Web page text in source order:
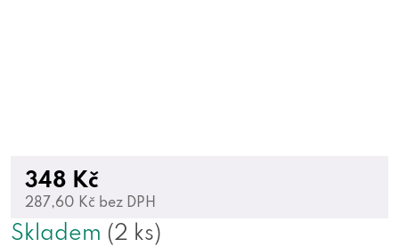
348 Kč
287,60 Kč bez DPH
Skladem (2 ks)